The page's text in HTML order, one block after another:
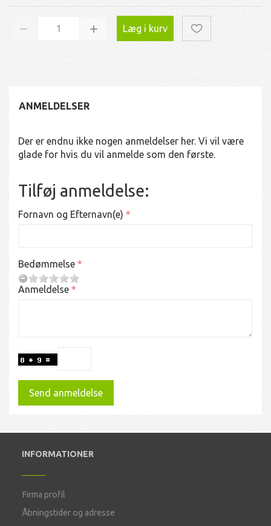
Læg i kurv
ANMELDELSER
Der er endnu ikke nogen anmeldelser her. Vi vil være
glade for hvis du vil anmelde som den første.
Tilføj anmeldelse:
Fornavn og Efternavn(e)
Bedømmelse
Anmeldelse
Send anmeldelse
INFORMATIONER
Firma profil
Åbningstider og adresse